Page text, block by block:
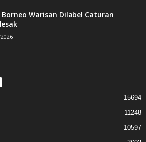
Borneo Warisan Dilabel Caturan
15694
11248
10597